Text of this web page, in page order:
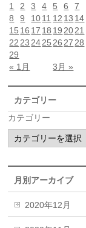
« 1月 3月 »
1 2 3 4 5 6
7
8
9 1011 12 13 14
15 16 17 18 19 2021
22 23 2425 26 27 28
29
カテゴリー
カテゴリー
月別アーカイブ
2020年12月